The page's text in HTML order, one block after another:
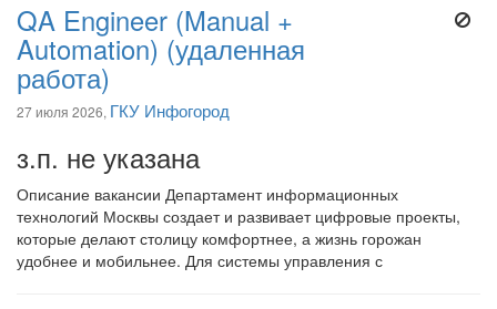
QA Engineer (Manual +
Automation) (удаленная
работа)
27 июля 2026, ГКУ Инфогород
з.п. не указана
Описание вакансии Департамент информационных
технологий Москвы создает и развивает цифровые проекты,
которые делают столицу комфортнее, а жизнь горожан
удобнее и мобильнее. Для системы управления с